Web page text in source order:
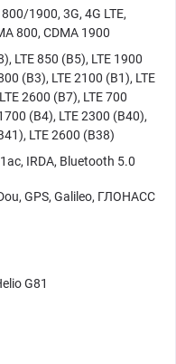
1900, 3G, 4G LTE,
800, CDMA 1900
LTE 850 (B5), LTE 1900
(B3), LTE 2100 (B1), LTE
2600 (B7), LTE 700
(B4), LTE 2300 (B40),
LTE 2600 (B38)
IRDA, Bluetooth 5.0
GPS, Galileo, ГЛОНАСС
G81